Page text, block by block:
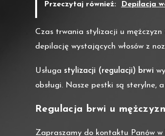
Przeczytaj również: Depilacja
Czas trwania stylizacji u
depilację wystających włosów z
Usługa stylizacji (regulacji) brwi
obsługi. Nasze pestki są sterylne,
Regulacja brwi u
Zapraszamy do kontaktu Panów